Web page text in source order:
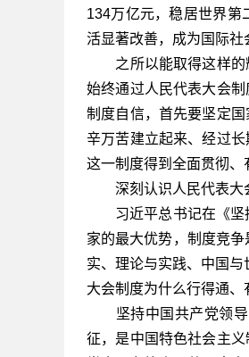
134万亿元，稳居世界第
活显著改善，成为国际社
之所以能取得这样的辉
始终通过人民代表大会
制度自信，首先要坚定
辛万苦建立起来、经过
这一制度得到全面贯彻、
深刻认识人民代表大
习近平总书记在《坚持
家的最大优势，制度竞
实、理论与实践、中国
大会制度为什么行得通、
坚持中国共产党领导
征，是中国特色社会主